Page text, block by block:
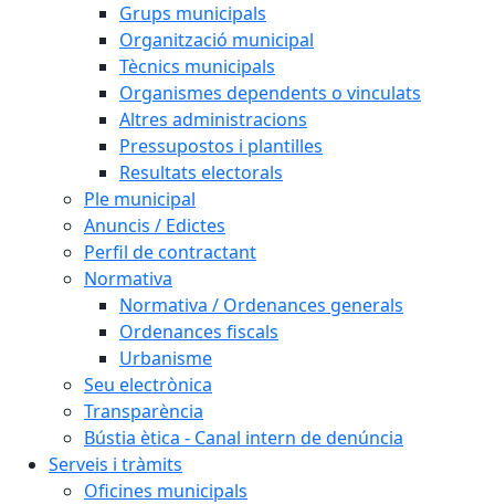
Grups municipals
Organització municipal
Tècnics municipals
Organismes dependents o vinculats
Altres administracions
Pressupostos i plantilles
Resultats electorals
Ple municipal
Anuncis / Edictes
Perfil de contractant
Normativa
Normativa / Ordenances generals
Ordenances fiscals
Urbanisme
Seu electrònica
Transparència
Bústia ètica - Canal intern de denúncia
Serveis i tràmits
Oficines municipals